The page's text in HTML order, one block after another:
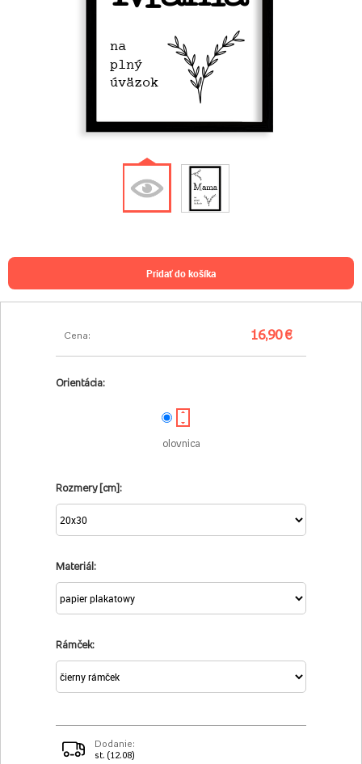
na
plný
úväzok
Cena: 16,90 €
Orientácia:
olovnica
Rozmery [cm]:
Materiál:
Rámček:
Dodanie:
st. (12.08)
pridať do košíka